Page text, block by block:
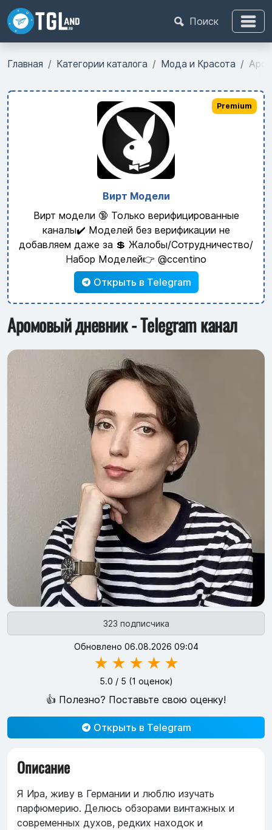
Поиск
Главная Категории каталога Мода и Красота
Вирт Модели
Вирт модели 🔞 Только верифицированные
каналы✔️ Моделей без верификации не
добавляем даже за 💲 Жалобы/Сотрудничество/
Набор Моделей👉 @ccentino
Открыть в Telegram
Premium
Аромовый дневник - Telegram канал
323 подписчика
Обновлено 06.08.2026 09:04
★ ★ ★ ★ ★
5.0 / 5 (1 оценок)
👍 Полезно? Поставьте свою оценку!
Открыть в Telegram
Описание
Я Ира, живу в Германии и люблю изучать
парфюмерию. Делюсь обзорами винтажных и
современных духов, редких находок и